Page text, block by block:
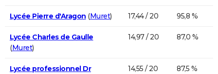
Lycée Pierre d'Aragon (Muret) 17,44 / 20 95,8 %
Lycée Charles de Gaulle
(Muret)
14,97 / 20 87,0 %
Lycée professionnel Dr
14,55 / 20 87,5 %